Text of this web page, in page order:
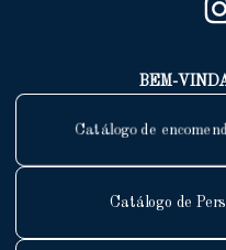
BEM-
Catálogo de
Catálogo de